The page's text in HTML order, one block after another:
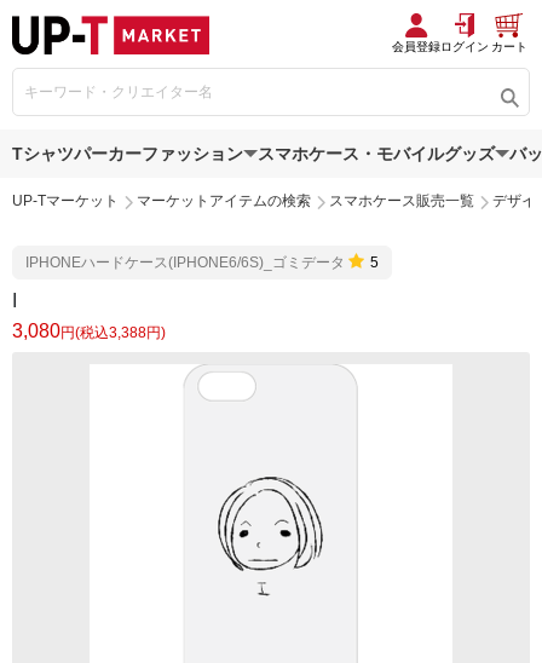
会員登録ログイン カート
Tシャツパーカーファッション スマホケース・モバイルグッズ バ
UP-Tマーケット マーケットアイテムの検索 スマホケース販売一覧 デザイ
IPHONEハードケース(IPHONE6/6S)_ゴミデータ 5
3,080円(税込3,388円)